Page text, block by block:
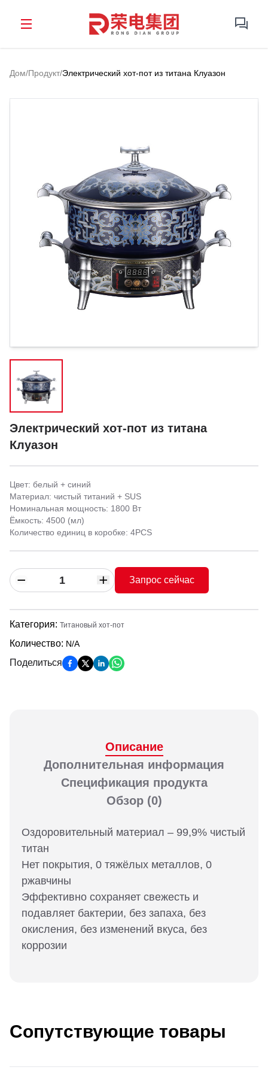
Дом/Продукт/Электрический хот-пот из титана Клуазон
Электрический хот-пот из титана
Клуазон
Цвет: белый + синий
Материал: чистый титаний + SUS
Номинальная мощность: 1800 Вт
Ёмкость: 4500 (мл)
Количество единиц в коробке: 4PCS
Запрос сейчас
Категория: Титановый хот-пот
Количество: N/A
Поделиться
Описание
Дополнительная информация
Спецификация продукта
Обзор(0)
Оздоровительный материал – 99,9% чистый
титан
Нет покрытия, 0 тяжёлых металлов, 0
ржавчины
Эффективно сохраняет свежесть и
подавляет бактерии, без запаха, без
окисления, без изменений вкуса, без
коррозии
Сопутствующие товары